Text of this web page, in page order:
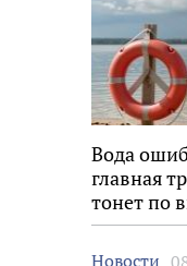
Вода
главная
тонет по
Новости